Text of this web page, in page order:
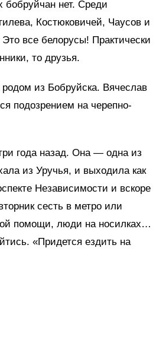
нет. Среди
Костюковичей, Чаусов и
все белорусы! Практически
то друзья.
из Бобруйска. Вячеслав
подозрением на черепно-
года назад. Она — одна из
из Уручья, и выходила как
Независимости и вскоре
сесть в метро или
помощи, люди на носилках…
«Придется ездить на